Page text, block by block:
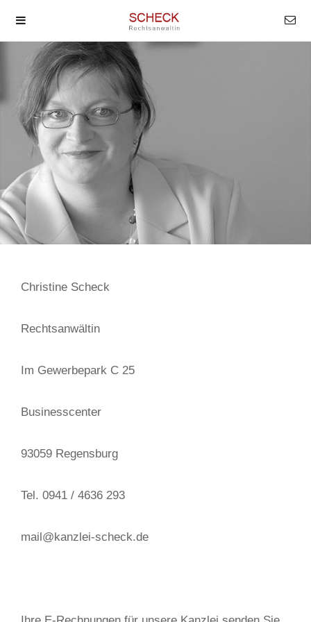
Christine Scheck
Rechtsanwältin
Im Gewerbepark C 25
Businesscenter
93059 Regensburg
Tel. 0941 / 4636 293
mail@kanzlei-scheck.de